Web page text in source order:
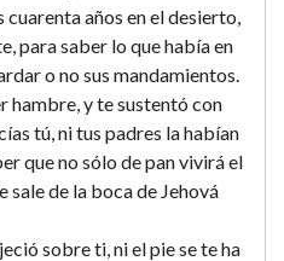
años en el desierto,
para saber lo que había en
o no sus mandamientos.
hambre, y te sustentó con
tú, ni tus padres la habían
que no sólo de pan vivirá el
sale de la boca de Jehová
sobre ti, ni el pie se te ha